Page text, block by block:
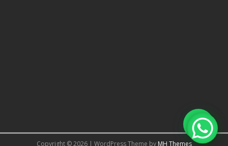
Copyright © 2026 | WordPress Theme by MH Themes